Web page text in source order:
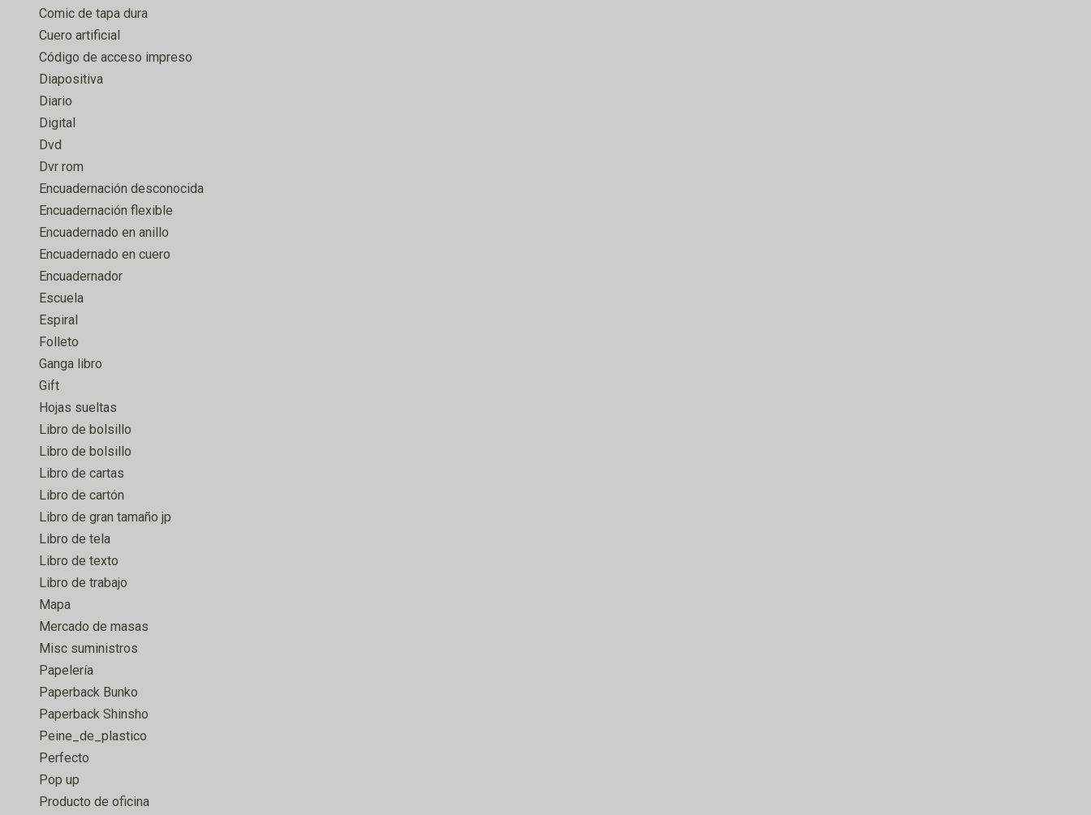
Comic de tapa dura
Cuero artificial
Código de acceso impreso
Diapositiva
Diario
Digital
Dvd
Dvr rom
Encuadernación desconocida
Encuadernación flexible
Encuadernado en anillo
Encuadernado en cuero
Encuadernador
Escuela
Espiral
Folleto
Ganga libro
Gift
Hojas sueltas
Libro de bolsillo
Libro de bolsillo
Libro de cartas
Libro de cartón
Libro de gran tamaño jp
Libro de tela
Libro de texto
Libro de trabajo
Mapa
Mercado de masas
Misc suministros
Papelería
Paperback Bunko
Paperback Shinsho
Peine_de_plastico
Perfecto
Pop up
Producto de oficina